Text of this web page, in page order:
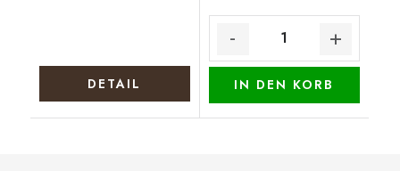
DETAIL IN DEN KORB